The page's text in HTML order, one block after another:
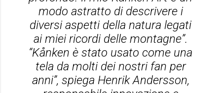
modo astratto di descrivere i
diversi aspetti della natura legati
ai miei ricordi delle montagne”.
“Kånken è stato usato come una
tela da molti dei nostri fan per
anni”, spiega Henrik Andersson,